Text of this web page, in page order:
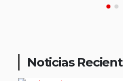
Noticias